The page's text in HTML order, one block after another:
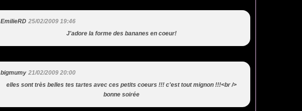
EmilieRD 25/02/2009 19:46
J'adore la forme des bananes en coeur!
bigmumy 21/02/2009 20:00
elles sont très belles tes tartes avec ces petits coeurs !!! c'est tout mignon !!!<br />
bonne soirée